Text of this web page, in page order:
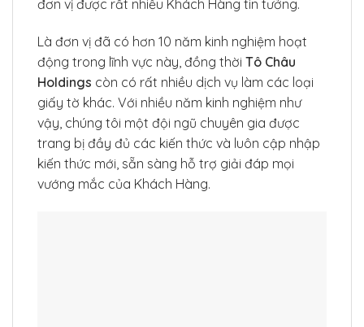
đơn vị được rất nhiều Khách Hàng tin tưởng.
Là đơn vị đã có hơn 10 năm kinh nghiệm hoạt
động trong lĩnh vực này, đồng thời Tô Châu
Holdings còn có rất nhiều dịch vụ làm các loại
giấy tờ khác. Với nhiều năm kinh nghiệm như
vậy, chúng tôi một đội ngũ chuyên gia được
trang bị đầy đủ các kiến thức và luôn cập nhập
kiến thức mới, sẵn sàng hỗ trợ giải đáp mọi
vướng mắc của Khách Hàng.